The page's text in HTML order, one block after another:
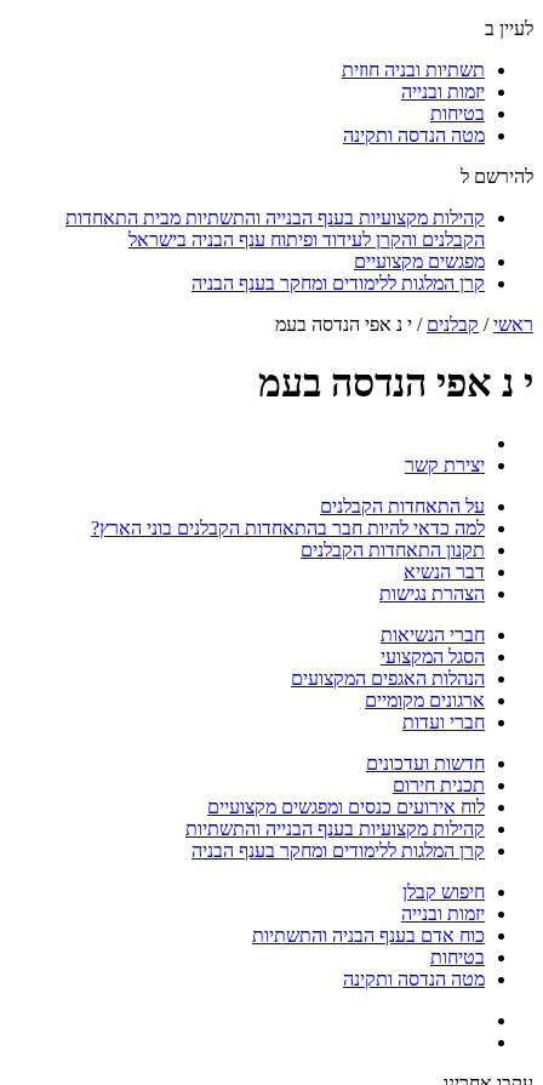
לעיין ב
תשתיות ובניה חוזית
יזמות ובנייה
בטיחות
מטה הנדסה ותקינה
להירשם ל
קהילות מקצועיות בענף הבנייה והתשתיות מבית התאחדות
הקבלנים והקרן לעידוד ופיתוח ענף הבניה בישראל
מפגשים מקצועיים
קרן המלגות ללימודים ומחקר בענף הבניה
ראשי/ קבלנים / י נ אפי הנדסה בעמ
י נ אפי הנדסה בעמ
יצירת קשר
על התאחדות הקבלנים
למה כדאי להיות חבר בהתאחדות הקבלנים בוני הארץ?
תקנון התאחדות הקבלנים
דבר הנשיא
הצהרת נגישות
חברי הנשיאות
הסגל המקצועי
הנהלות האגפים המקצועים
ארגונים מקומיים
חברי ועדות
חדשות ועדכונים
תכנית חירום
לוח אירועים כנסים ומפגשים מקצועיים
קהילות מקצועיות בענף הבנייה והתשתיות
קרן המלגות ללימודים ומחקר בענף הבניה
חיפוש קבלן
יזמות ובנייה
כוח אדם בענף הבניה והתשתיות
בטיחות
מטה הנדסה ותקינה